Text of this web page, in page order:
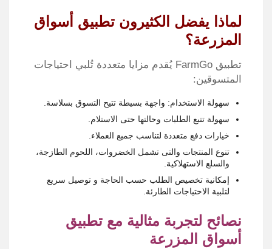
لماذا يفضل الكثيرون تطبيق أسواق
المزرعة؟
تطبيق FarmGo يُقدم مزايا متعددة تُلبي احتياجات
المتسوقين:
سهولة الاستخدام: واجهة بسيطة تتيح التسوق بسلاسة.
سهولة تتبع الطلبات وحالتها حتى الاستلام.
خيارات دفع متعددة لتناسب جميع العملاء.
تنوع المنتجات والتى تشمل الخضروات، اللحوم الطازجة،
والسلع الاستهلاكية.
إمكانية تخصيص الطلب حسب الحاجة و توصيل سريع
لتلبية الاحتياجات الطارئة.
نصائح لتجربة مثالية مع تطبيق
أسواق المزرعة